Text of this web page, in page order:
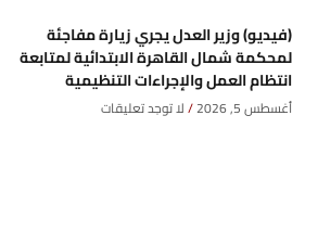
(فيديو) وزير العدل يجري زيارة مفاجئة
لمحكمة شمال القاهرة الابتدائية لمتابعة
انتظام العمل والإجراءات التنظيمية
أغسطس 5, 2026 لا توجد تعليقات